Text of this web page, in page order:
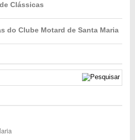
Clássicas
do Clube Motard de Santa Maria